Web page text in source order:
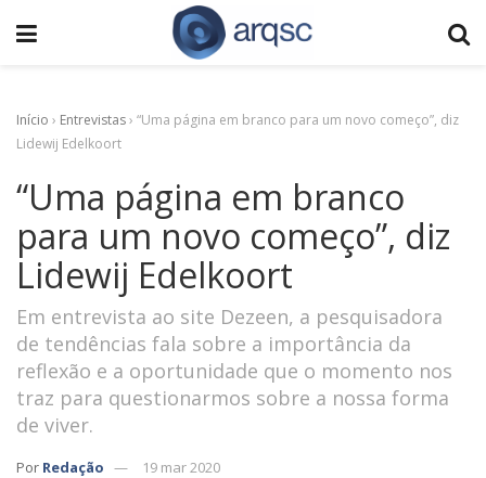
Início › Entrevistas› “Uma página em branco para um novo começo”, diz
Lidewij Edelkoort
“Uma página em branco
para um novo começo”, diz
Lidewij Edelkoort
Em entrevista ao site Dezeen, a pesquisadora
de tendências fala sobre a importância da
reflexão e a oportunidade que o momento nos
traz para questionarmos sobre a nossa forma
de viver.
Por Redação 19 mar 2020